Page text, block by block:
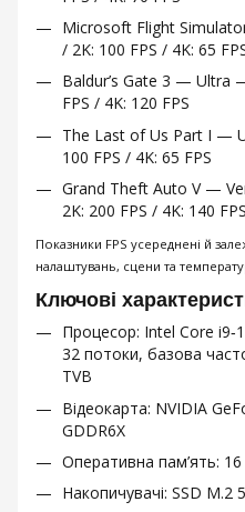
Microsoft Flight
/ 2K: 100 FPS / 4K: 65
Baldur’s Gate 3 — Ultra
FPS / 4K: 120 FPS
The Last of Us Part I —
100 FPS / 4K: 65 FPS
Grand Theft Auto V —
2K: 200 FPS / 4K: 140 FPS
Показники FPS усереднені й
налаштувань, сцени та
Ключові
Процесор: Intel Core
32 потоки, базова
TVB
Відеокарта: NVIDIA
GDDR6X
Оперативна пам’ять:
Накопичувачі: SSD M.2